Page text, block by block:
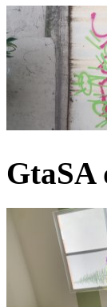
GtaSA